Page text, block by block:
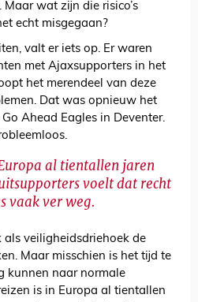
wat zijn die risico’s
echt misgegaan?
valt er iets op. Er waren
met Ajaxsupporters in het
het merendeel van deze
Dat was opnieuw het
Ahead Eagles in Deventer.
al tientallen jaren
voelt dat recht
vaak ver weg.
veiligheidsdriehoek de
Maar misschien is het tijd te
kunnen naar normale
is in Europa al tientallen